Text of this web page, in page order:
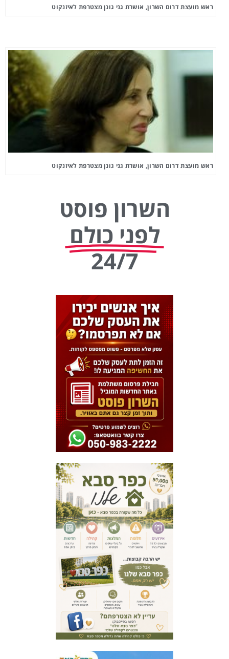
ראש מועצת דרום השרון, אושרת גני גונן מצטרפת לאיזנקוט
ראש מועצת דרום השרון, אושרת גני גונן מצטרפת לאיזנקוט
השרון פוסט
לפני כולם
24/7